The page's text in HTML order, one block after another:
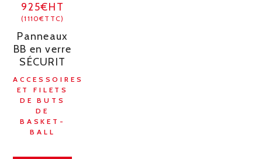
925€HT
(1110€TTC)
Panneaux
BB en verre
SÉCURIT
ACCESSOIRES
ET FILETS
DE BUTS
DE
BASKET-
BALL